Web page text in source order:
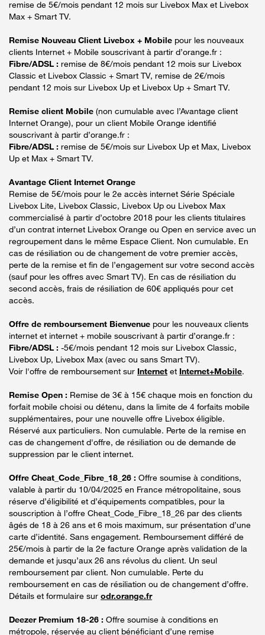
remise de 5€/mois pendant 12 mois sur Livebox Max et Livebox
Max + Smart TV.
Remise Nouveau Client Livebox + Mobile pour les nouveaux
clients Internet + Mobile souscrivant à partir d’orange.fr :
Fibre/ADSL : remise de 8€/mois pendant 12 mois sur Livebox
Classic et Livebox Classic + Smart TV, remise de 2€/mois
pendant 12 mois sur Livebox Up et Livebox Up + Smart TV.
Remise client Mobile (non cumulable avec l’Avantage client
Internet Orange), pour un client Mobile Orange identifié
souscrivant à partir d’orange.fr :
Fibre/ADSL : remise de 5€/mois sur Livebox Up et Max, Livebox
Up et Max + Smart TV.
Avantage Client Internet Orange
Remise de 5€/mois pour le 2e accès internet Série Spéciale
Livebox Lite, Livebox Classic, Livebox Up ou Livebox Max
commercialisé à partir d’octobre 2018 pour les clients titulaires
d’un contrat internet Livebox Orange ou Open en service avec un
regroupement dans le même Espace Client. Non cumulable. En
cas de résiliation ou de changement de votre premier accès,
perte de la remise et fin de l’engagement sur votre second accès
(sauf pour les offres avec Smart TV). En cas de résiliation du
second accès, frais de résiliation de 60€ appliqués pour cet
accès.
Offre de remboursement Bienvenue pour les nouveaux clients
internet et internet + mobile souscrivant à partir d’orange.fr :
Fibre/ADSL : -5€/mois pendant 12 mois sur Livebox Classic,
Livebox Up, Livebox Max (avec ou sans Smart TV).
Voir l'offre de remboursement sur Internet et Internet+Mobile.
Remise Open : Remise de 3€ à 15€ chaque mois en fonction du
forfait mobile choisi ou détenu, dans la limite de 4 forfaits mobile
supplémentaires, pour une nouvelle offre Livebox éligible.
Réservé aux particuliers. Non cumulable. Perte de la remise en
cas de changement d'offre, de résiliation ou de demande de
suppression par le client internet.
Offre Cheat_Code_Fibre_18_26 : Offre soumise à conditions,
valable à partir du 10/04/2025 en France métropolitaine, sous
réserve d’éligibilité et d’équipements compatibles, pour la
souscription à l’offre Cheat_Code_Fibre_18_26 par des clients
âgés de 18 à 26 ans et 6 mois maximum, sur présentation d’une
carte d’identité. Sans engagement. Remboursement différé de
25€/mois à partir de la 2e facture Orange après validation de la
demande et jusqu’aux 26 ans révolus du client. Un seul
remboursement par client. Non cumulable. Perte du
remboursement en cas de résiliation ou de changement d’offre.
Détails et formulaire sur odr.orange.fr
Deezer Premium 18-26 : Offre soumise à conditions en
métropole, réservée au client bénéficiant d’une remise